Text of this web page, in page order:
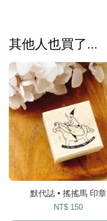
其他人也買了...
默代誌 • 搖搖馬 印章
NT$ 150